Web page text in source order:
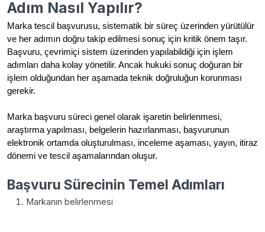
Adım Nasıl Yapılır?
Marka tescil başvurusu, sistematik bir süreç üzerinden yürütülür
ve her adımın doğru takip edilmesi sonuç için kritik önem taşır.
Başvuru, çevrimiçi sistem üzerinden yapılabildiği için işlem
adımları daha kolay yönetilir. Ancak hukuki sonuç doğuran bir
işlem olduğundan her aşamada teknik doğruluğun korunması
gerekir.
Marka başvuru süreci genel olarak işaretin belirlenmesi,
araştırma yapılması, belgelerin hazırlanması, başvurunun
elektronik ortamda oluşturulması, inceleme aşaması, yayın, itiraz
dönemi ve tescil aşamalarından oluşur.
Başvuru Sürecinin Temel Adımları
Markanın belirlenmesi